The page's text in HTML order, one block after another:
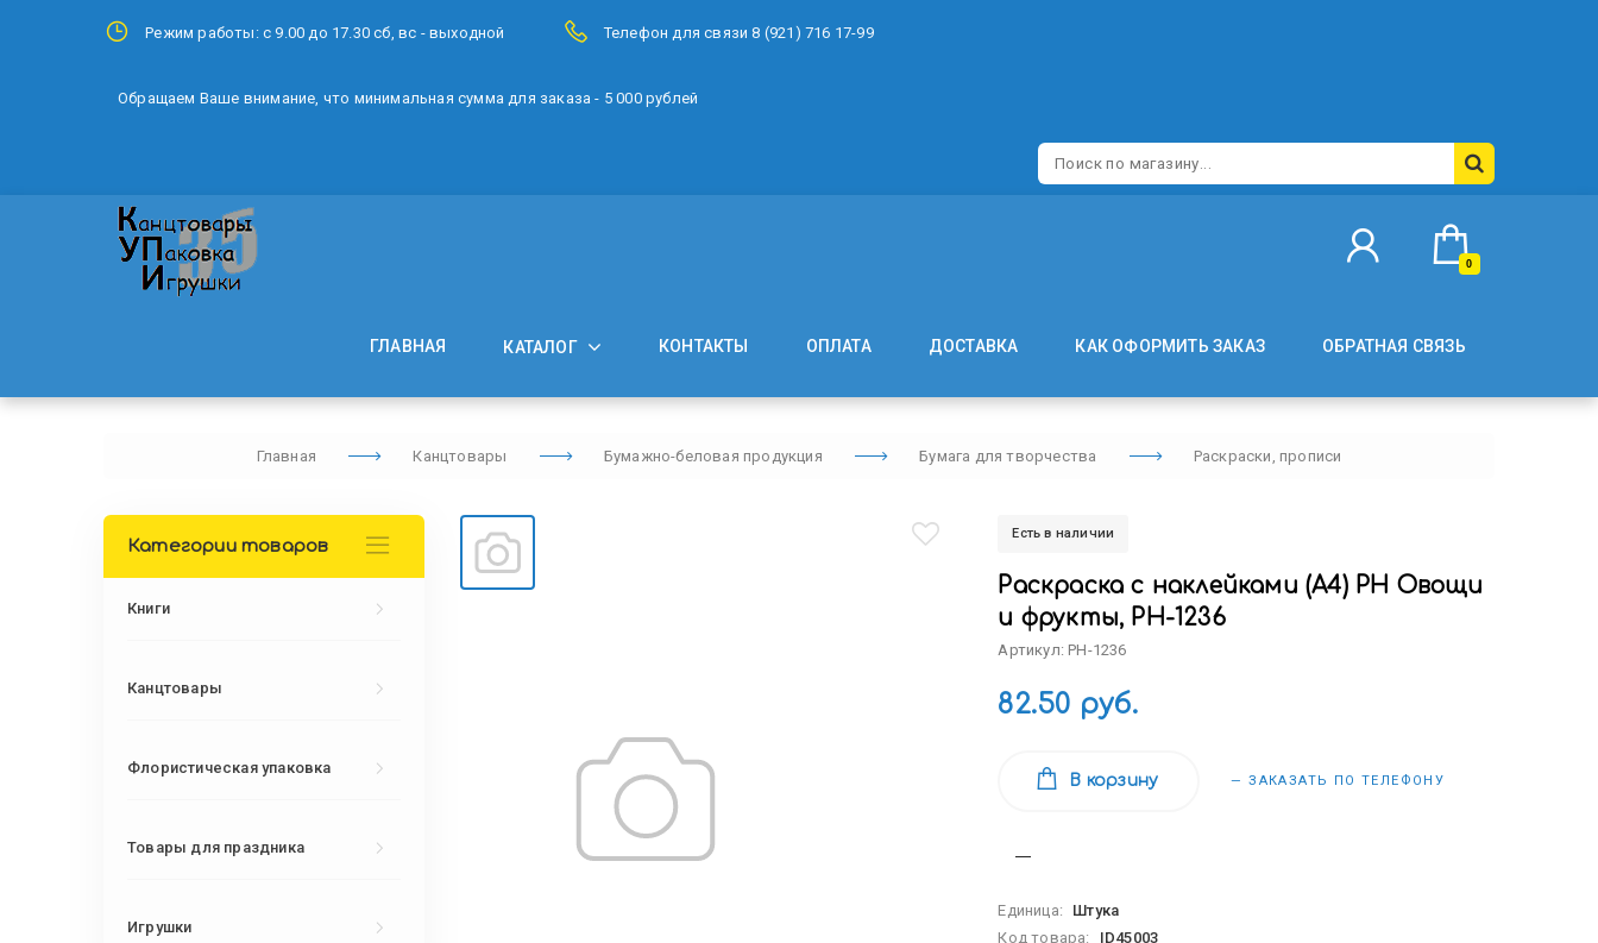
Режим работы: с 9.00 до 17.30 сб, вс - выходной Телефон для связи 8 (921) 716 17-99
Обращаем Ваше внимание, что минимальная сумма для заказа - 5 000 рублей
0
ГЛАВНАЯ КАТАЛОГ КОНТАКТЫ ОПЛАТА ДОСТАВКА КАК ОФОРМИТЬ ЗАКАЗ ОБРАТНАЯ СВЯЗЬ
Главная Канцтовары Бумажно-беловая продукция Бумага для творчества Раскраски, прописи
Есть в наличии
Раскраска с наклейками (А4) РН Овощи
и фрукты, РН-1236
Артикул: РН-1236
82.50 руб.
В корзину — ЗАКАЗАТЬ ПО ТЕЛЕФОНУ
Единица:
Штука
Код товара:
ID45003
Категории товаров
Книги
Канцтовары
Флористическая упаковка
Товары для праздника
Игрушки